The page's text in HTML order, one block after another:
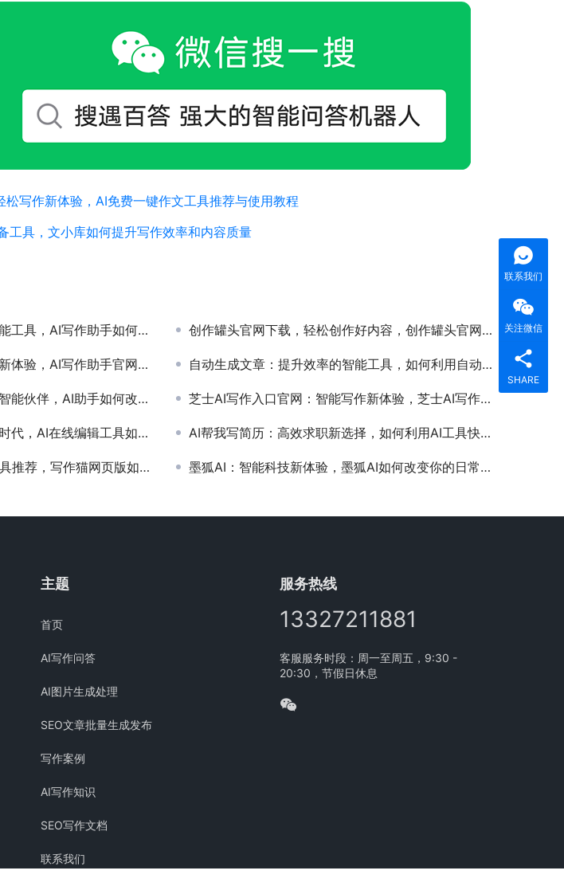
松写作新体验，AI免费一键作文工具推荐与使用教程
工具，文小库如何提升写作效率和内容质量
助手如何改变现代文案创作方式 创作罐头官网下载，轻松创作好内容，创作罐头官网下载安装教程与使用指南
写作助手官网功能与使用指南 自动生成文章：提升效率的智能工具，如何利用自动生成文章提高内容创作效率
何改变现代人的工作效率与生活方式 芝士AI写作入口官网：智能写作新体验，芝士AI写作入口官网使用指南与功能解析
线编辑工具如何提升工作效率 AI帮我写简历：高效求职新选择，如何利用AI工具快速生成专业简历
猫网页版如何提升你的写作效率 墨狐AI：智能科技新体验，墨狐AI如何改变你的日常使用体验
主题
首页
AI写作问答
AI图片生成处理
SEO文章批量生成发布
写作案例
AI写作知识
SEO写作文档
联系我们
服务热线
13327211881
客服服务时段：周一至周五，9:30 -
20:30，节假日休息
联系我们
关注微信
SHARE